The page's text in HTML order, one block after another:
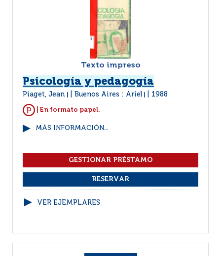
Texto impreso
Psicología y pedagogía
Piaget, Jean Buenos Aires : Ariel 1988
| En formato papel.
MÁS INFORMACIÓN...
VER EJEMPLARES